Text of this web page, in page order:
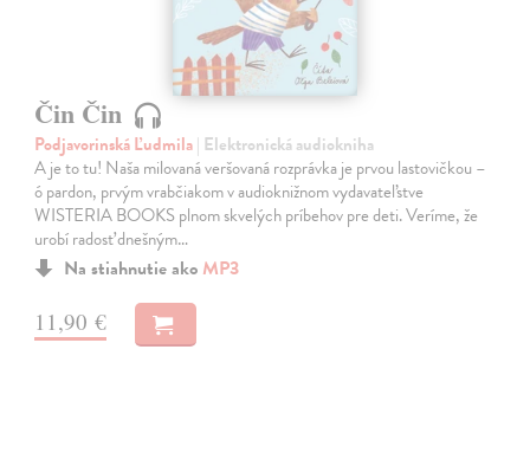
Čin Čin
Podjavorinská Ľudmila| Elektronická audiokniha
A je to tu! Naša milovaná veršovaná rozprávka je prvou lastovičkou –
ó pardon, prvým vrabčiakom v audioknižnom vydavateľstve
WISTERIA BOOKS plnom skvelých príbehov pre deti. Veríme, že
urobí radosť dnešným…
Na stiahnutie ako MP3
11,90 €